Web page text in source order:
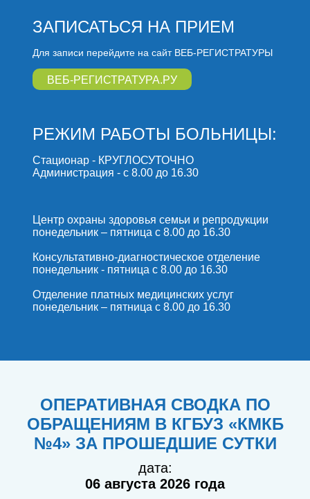
ЗАПИСАТЬСЯ НА ПРИЕМ
Для записи перейдите на сайт ВЕБ-РЕГИСТРАТУРЫ
ВЕБ-РЕГИСТРАТУРА.РУ
РЕЖИМ РАБОТЫ БОЛЬНИЦЫ:
Стационар - КРУГЛОСУТОЧНО
Администрация - с 8.00 до 16.30
Центр охраны здоровья семьи и репродукции
понедельник – пятница с 8.00 до 16.30
Консультативно-диагностическое отделение
понедельник - пятница с 8.00 до 16.30
Отделение платных медицинских услуг
понедельник – пятница с 8.00 до 16.30
ОПЕРАТИВНАЯ СВОДКА ПО
ОБРАЩЕНИЯМ В КГБУЗ «КМКБ
№4» ЗА ПРОШЕДШИЕ СУТКИ
дата:
06 августа 2026 года